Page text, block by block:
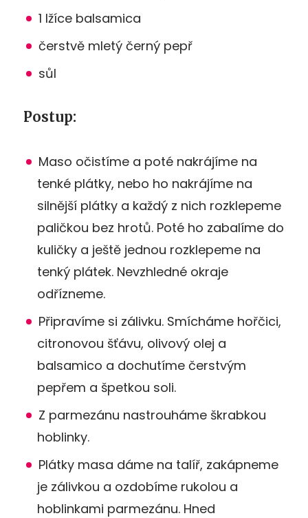
1 lžíce balsamica
čerstvě mletý černý pepř
sůl
Postup:
Maso očistíme a poté nakrájíme na
tenké plátky, nebo ho nakrájíme na
silnější plátky a každý z nich rozklepeme
paličkou bez hrotů. Poté ho zabalíme do
kuličky a ještě jednou rozklepeme na
tenký plátek. Nevzhledné okraje
odřízneme.
Připravíme si zálivku. Smícháme hořčici,
citronovou šťávu, olivový olej a
balsamico a dochutíme čerstvým
pepřem a špetkou soli.
Z parmezánu nastrouháme škrabkou
hoblinky.
Plátky masa dáme na talíř, zakápneme
je zálivkou a ozdobíme rukolou a
hoblinkami parmezánu. Hned